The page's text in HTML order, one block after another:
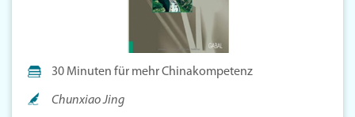
30 Minuten für mehr Chinakompetenz
Chunxiao Jing